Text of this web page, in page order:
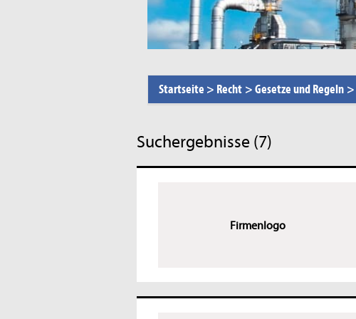
Startseite > Recht >Gesetze und Regeln >
Suchergebnisse (7)
Firmenlogo